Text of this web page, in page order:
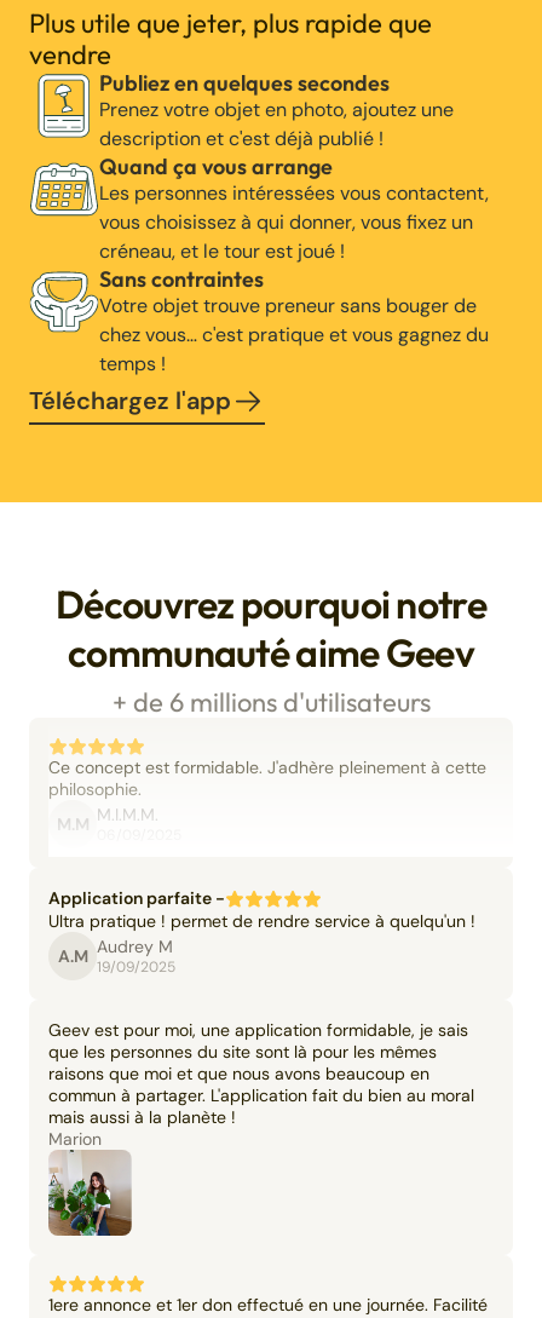
Plus utile que jeter, plus rapide que
vendre
Publiez en quelques secondes
Prenez votre objet en photo, ajoutez une
description et c'est déjà publié !
Quand ça vous arrange
Les personnes intéressées vous contactent,
vous choisissez à qui donner, vous fixez un
créneau, et le tour est joué !
Sans contraintes
Votre objet trouve preneur sans bouger de
chez vous… c'est pratique et vous gagnez du
temps !
Téléchargez l'app
Découvrez pourquoi notre
communauté aime Geev
+ de 6 millions d'utilisateurs
Ce concept est formidable. J'adhère pleinement à cette
philosophie.
M.M M.I.M.M.
Application parfaite -
Ultra pratique ! permet de rendre service à quelqu'un !
A.M Audrey M
19/09/2025
Geev est pour moi, une application formidable, je sais
que les personnes du site sont là pour les mêmes
raisons que moi et que nous avons beaucoup en
commun à partager. L'application fait du bien au moral
mais aussi à la planète !
Marion
1ere annonce et 1er don effectué en une journée. Facilité